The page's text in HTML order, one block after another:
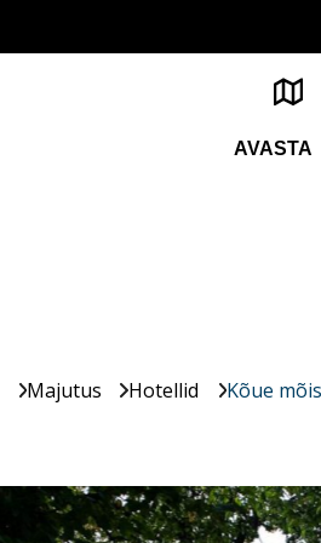
AVASTA
Majutus Hotellid Kõue